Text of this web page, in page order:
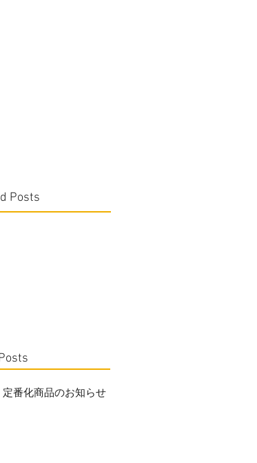
Posts
定番化商品のお知らせ